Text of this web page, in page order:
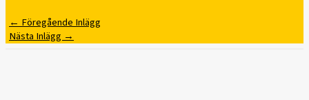
← Föregående Inlägg
Nästa Inlägg →